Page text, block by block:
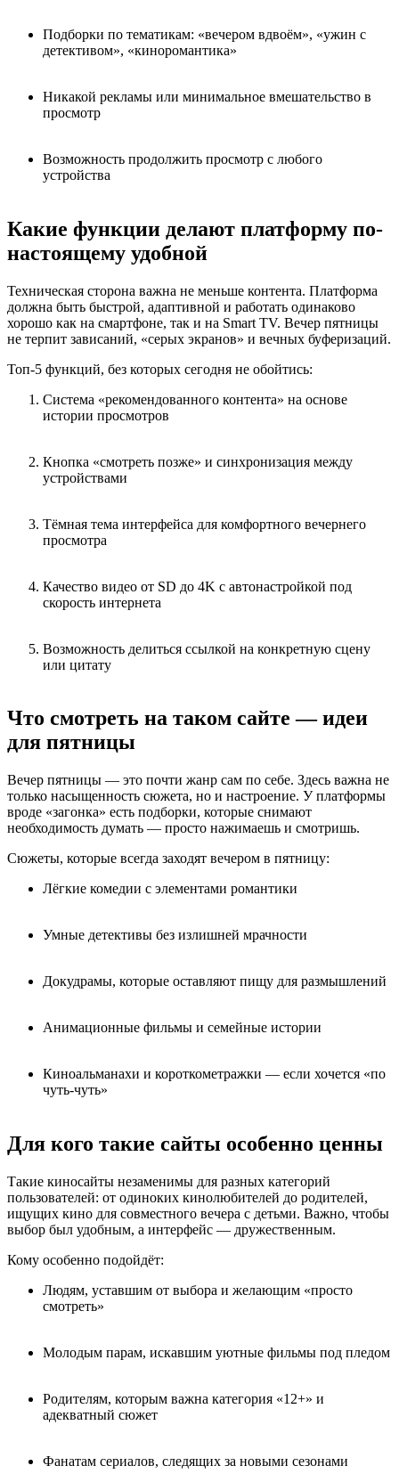
Подборки по тематикам: «вечером вдвоём», «ужин с
детективом», «киноромантика»
Никакой рекламы или минимальное вмешательство в
просмотр
Возможность продолжить просмотр с любого
устройства
Какие функции делают платформу по-
настоящему удобной
Техническая сторона важна не меньше контента. Платформа
должна быть быстрой, адаптивной и работать одинаково
хорошо как на смартфоне, так и на Smart TV. Вечер пятницы
не терпит зависаний, «серых экранов» и вечных буферизаций.
Топ-5 функций, без которых сегодня не обойтись:
Система «рекомендованного контента» на основе
истории просмотров
Кнопка «смотреть позже» и синхронизация между
устройствами
Тёмная тема интерфейса для комфортного вечернего
просмотра
Качество видео от SD до 4K с автонастройкой под
скорость интернета
Возможность делиться ссылкой на конкретную сцену
или цитату
Что смотреть на таком сайте — идеи
для пятницы
Вечер пятницы — это почти жанр сам по себе. Здесь важна не
только насыщенность сюжета, но и настроение. У платформы
вроде «загонка» есть подборки, которые снимают
необходимость думать — просто нажимаешь и смотришь.
Сюжеты, которые всегда заходят вечером в пятницу:
Лёгкие комедии с элементами романтики
Умные детективы без излишней мрачности
Докудрамы, которые оставляют пищу для размышлений
Анимационные фильмы и семейные истории
Киноальманахи и короткометражки — если хочется «по
чуть-чуть»
Для кого такие сайты особенно ценны
Такие киносайты незаменимы для разных категорий
пользователей: от одиноких кинолюбителей до родителей,
ищущих кино для совместного вечера с детьми. Важно, чтобы
выбор был удобным, а интерфейс — дружественным.
Кому особенно подойдёт:
Людям, уставшим от выбора и желающим «просто
смотреть»
Молодым парам, искавшим уютные фильмы под пледом
Родителям, которым важна категория «12+» и
адекватный сюжет
Фанатам сериалов, следящих за новыми сезонами